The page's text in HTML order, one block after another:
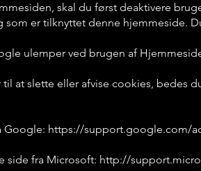
skal du først deaktivere
er tilknyttet denne hjemmeside.
ulemper ved brugen af
at slette eller afvise cookies, bedes
Google: https://support.google.com/
side fra Microsoft: http://